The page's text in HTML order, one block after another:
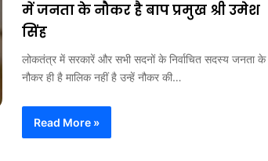
में जनता के नौकर है बाप प्रमुख श्री उमेश
सिंह
लोकतंत्र में सरकारें और सभी सदनों के निर्वाचित सदस्य जनता के
नौकर ही है मालिक नहीं है उन्हें नौकर की…
Read More »